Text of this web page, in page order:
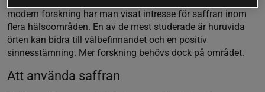
modern forskning har man visat intresse för saffran inom
flera hälsoområden. En av de mest studerade är huruvida
örten kan bidra till välbefinnandet och en positiv
sinnesstämning. Mer forskning behövs dock på området.
Att använda saffran